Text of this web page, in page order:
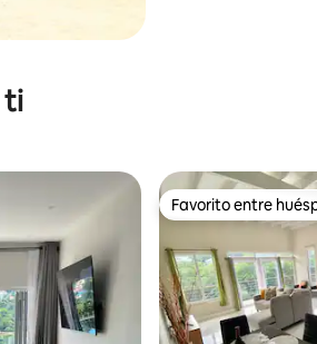
ti
Favorito entre
Favorito entre